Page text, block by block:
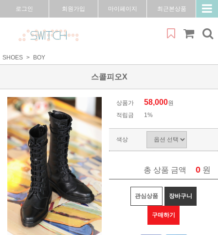
로그인 회원가입 마이페이지 최근본상품
SHOES BOY
스콜피오X
상품가 58,000원
적립금
1%
색상
총 상품 금액 0 원
관심상품 장바구니
구매하기